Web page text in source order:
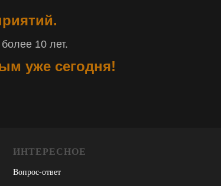
10 лет.
уже сегодня!
ИНТЕРЕСНОЕ
Вопрос-ответ